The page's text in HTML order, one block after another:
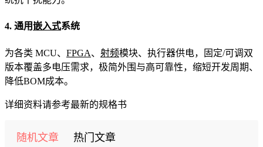
4. 通用嵌入式系统
为各类 MCU、 FPGA、 射频模块、执行器供电，固定/可调双
版本覆盖多电压需求，极简外围与高可靠性，缩短开发周期、
降低BOM成本。
详细资料请参考最新的规格书
随机文章 热门文章